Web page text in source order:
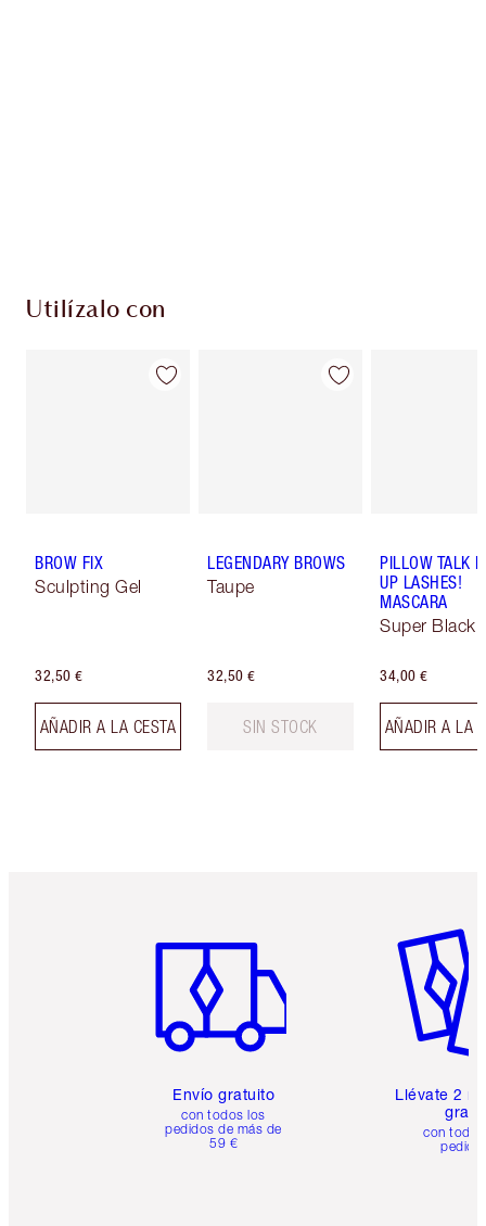
Utilízalo con
BROW FIX
Sculpting Gel
32,50 €
AÑADIR A LA CESTA
LEGENDARY BROWS
Taupe
32,50 €
SIN STOCK
PILLOW TALK
UP LASHES!
MASCARA
Super Black
34,00 €
AÑADIR A LA
Envío gratuito
con todos los
pedidos de más de
59 €
Llévate 2
gratis
con